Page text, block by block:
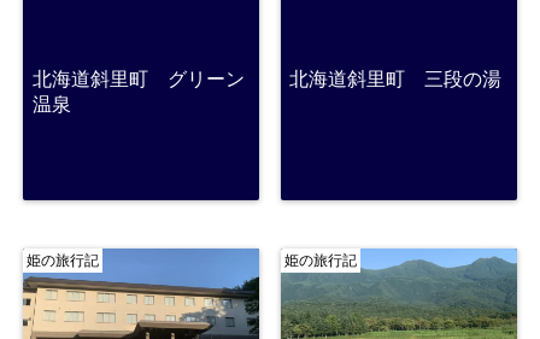
北海道斜里町 グリーン
温泉
北海道斜里町 三段の湯
姫の旅行記 姫の旅行記